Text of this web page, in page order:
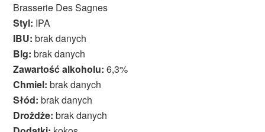
Brasserie Des Sagnes
Styl: IPA
IBU: brak danych
Blg: brak danych
Zawartość alkoholu: 6,3%
Chmiel: brak danych
Słód: brak danych
Drożdże: brak danych